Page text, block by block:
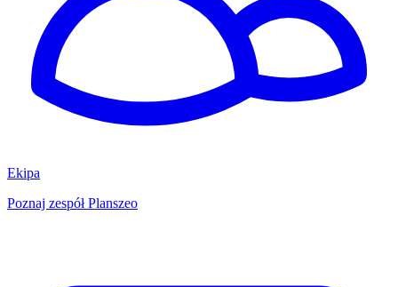
Ekipa
Poznaj zespół Planszeo